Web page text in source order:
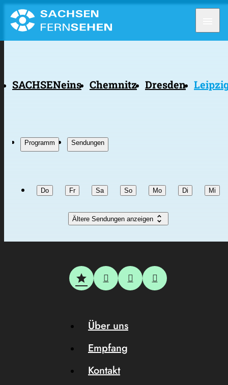
SACHSENeins Chemnitz Dresden
Programm Sendungen
Do Fr Sa So Mo Di Mi
Ältere Sendungen anzeigen unfold_more
Über uns
Empfang
Kontakt